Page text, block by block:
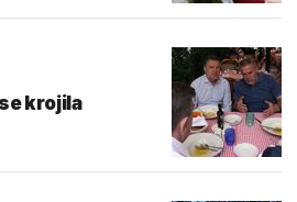
krojila